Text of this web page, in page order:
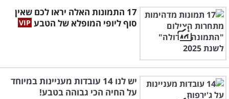
17 התמונות האלה יראו לכם שאין
סוף ליופי המופלא של הטבע
יש לנו 14 עובדות מעניינות במיוחד
על החיה הכי גבוהה בטבע!